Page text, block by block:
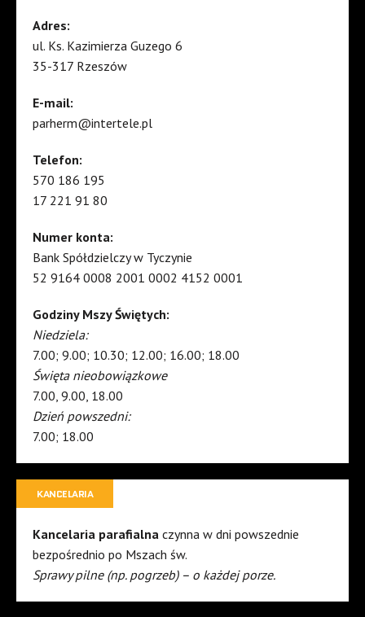
Adres:
ul. Ks. Kazimierza Guzego 6
35-317 Rzeszów
E-mail:
parherm@intertele.pl
Telefon:
570 186 195
17 221 91 80
Numer konta:
Bank Spółdzielczy w Tyczynie
52 9164 0008 2001 0002 4152 0001
Godziny Mszy Świętych:
Niedziela:
7.00; 9.00; 10.30; 12.00; 16.00; 18.00
Święta nieobowiązkowe
7.00, 9.00, 18.00
Dzień powszedni:
7.00; 18.00
KANCELARIA
Kancelaria parafialna czynna w dni powszednie
bezpośrednio po Mszach św.
Sprawy pilne (np. pogrzeb) – o każdej porze.